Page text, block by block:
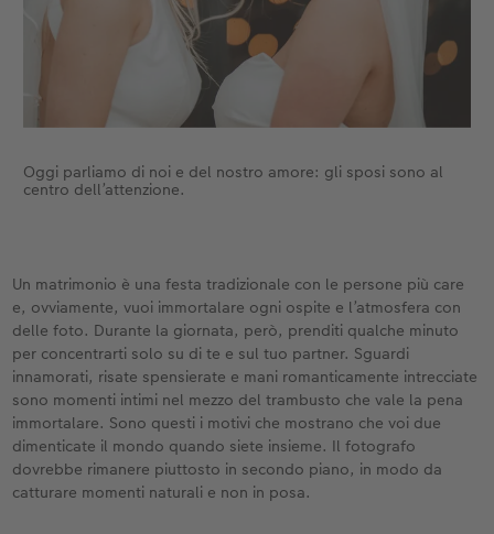
Oggi parliamo di noi e del nostro amore: gli sposi sono al
centro dell’attenzione.
Un matrimonio è una festa tradizionale con le persone più care
e, ovviamente, vuoi immortalare ogni ospite e l’atmosfera con
delle foto. Durante la giornata, però, prenditi qualche minuto
per concentrarti solo su di te e sul tuo partner. Sguardi
innamorati, risate spensierate e mani romanticamente intrecciate
sono momenti intimi nel mezzo del trambusto che vale la pena
immortalare. Sono questi i motivi che mostrano che voi due
dimenticate il mondo quando siete insieme. Il fotografo
dovrebbe rimanere piuttosto in secondo piano, in modo da
catturare momenti naturali e non in posa.